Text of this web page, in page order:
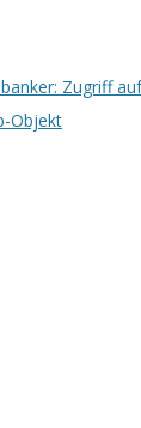
Zugriff auf
Objekt